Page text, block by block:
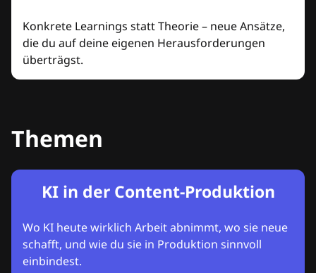
Konkrete Learnings statt Theorie – neue Ansätze,
die du auf deine eigenen Herausforderungen
überträgst.
Themen
KI in der Content-Produktion
Wo KI heute wirklich Arbeit abnimmt, wo sie neue
schafft, und wie du sie in Produktion sinnvoll
einbindest.